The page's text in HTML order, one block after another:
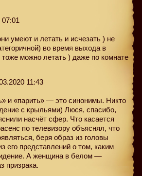
07:01
умеют и летать и исчезать ) не
во время выхода в
можно летать ) даже по комнате
11:43
и «парить» — это синонимы. Никто
с крыльями) Люся, спасибо,
насчёт сфер. Что касается
по телевизору объяснял, что
беря образ из головы
его представлений о том, каким
А женщина в белом —
призрака.